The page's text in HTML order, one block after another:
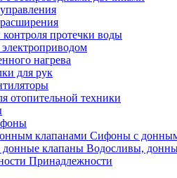
протечки воды
нагрева
для рук
отопительной техники
Сифоны с
Водосливы,
Принадлежности